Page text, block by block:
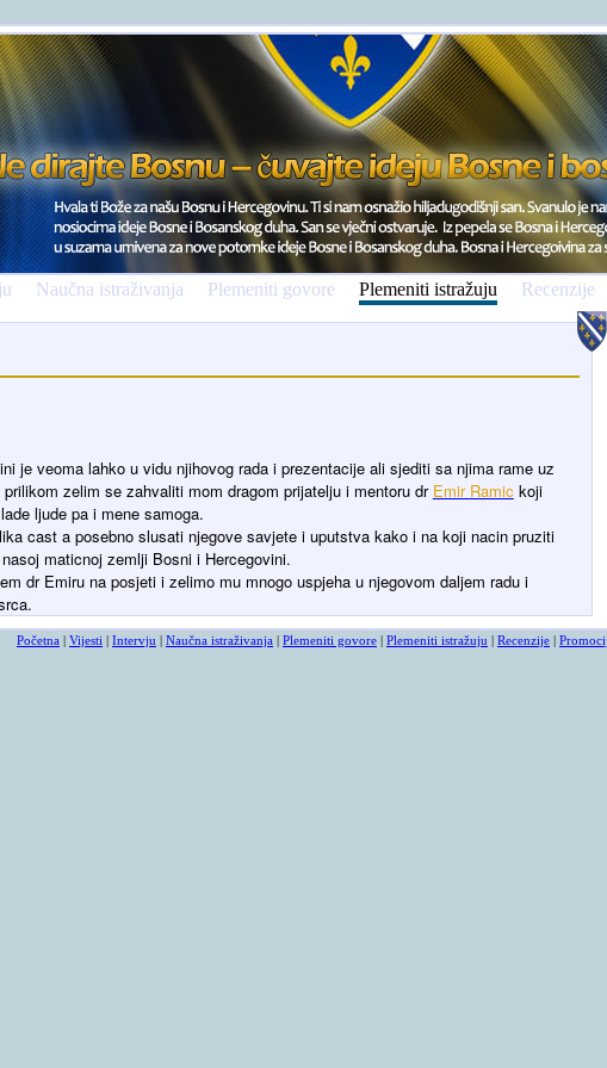
Naučna istraživanja Plemeniti govore Plemeniti istražuju Recenzije
je veoma lahko u vidu njihovog rada i prezentacije ali sjediti sa njima rame uz
zelim se zahvaliti mom dragom prijatelju i mentoru dr Emir Ramic koji
ljude pa i mene samoga.
cast a posebno slusati njegove savjete i uputstva kako i na koji nacin pruziti
maticnoj zemlji Bosni i Hercegovini.
dr Emiru na posjeti i zelimo mu mnogo uspjeha u njegovom daljem radu i
Početna | Vijesti | Intervju | Naučna istraživanja | Plemeniti govore | Plemeniti istražuju | Recenzije |